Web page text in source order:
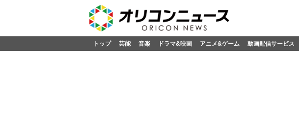
トップ 芸能 音楽 ドラマ&映画 アニメ&ゲーム 動画配信サービス